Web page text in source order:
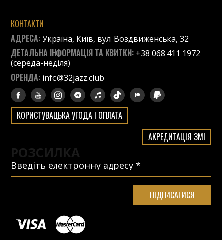
КОНТАКТИ
АДРЕСА:Україна, Київ, вул. Воздвиженська, 32
ДЕТАЛЬНА ІНФОРМАЦІЯ ТА КВИТКИ: +38 068 411 1972
(середа-неділя)
ОРЕНДА: info@32jazz.club
КОРИСТУВАЦЬКА УГОДА І ОПЛАТА
АКРЕДИТАЦІЯ ЗМІ
РОЗСИЛКА